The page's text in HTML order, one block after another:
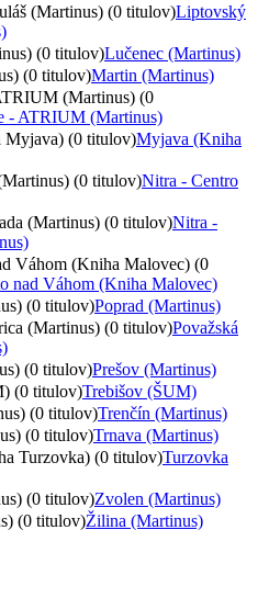
(Martinus) (0 titulov)Liptovský
(0 titulov)Lučenec (Martinus)
(0 titulov)Martin (Martinus)
(Martinus) (0
- ATRIUM (Martinus)
(0 titulov)Myjava (Kniha
(0 titulov)Nitra - Centro
(Martinus) (0 titulov)Nitra -
Váhom (Kniha Malovec) (0
nad Váhom (Kniha Malovec)
(0 titulov)Poprad (Martinus)
(Martinus) (0 titulov)Považská
(0 titulov)Prešov (Martinus)
(0 titulov)Trebišov (ŠUM)
(0 titulov)Trenčín (Martinus)
(0 titulov)Trnava (Martinus)
Turzovka) (0 titulov)Turzovka
(0 titulov)Zvolen (Martinus)
(0 titulov)Žilina (Martinus)